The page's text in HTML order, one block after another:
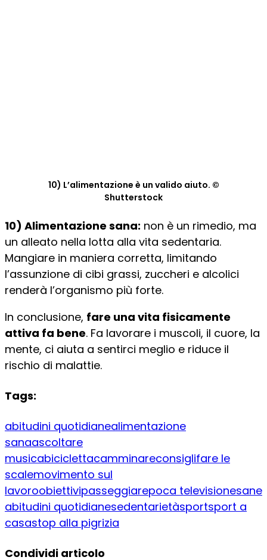
10) L’alimentazione è un valido aiuto. ©
Shutterstock
10) Alimentazione sana: non è un rimedio, ma
un alleato nella lotta alla vita sedentaria.
Mangiare in maniera corretta, limitando
l’assunzione di cibi grassi, zuccheri e alcolici
renderà l’organismo più forte.
In conclusione, fare una vita fisicamente
attiva fa bene. Fa lavorare i muscoli, il cuore, la
mente, ci aiuta a sentirci meglio e riduce il
rischio di malattie.
Tags:
abitudini quotidianealimentazione
sanaascoltare
musicabiciclettacamminareconsiglifare le
scalemovimento sul
lavoroobiettivipasseggiarepoca televisionesane
abitudini quotidianesedentarietàsportsport a
casastop alla pigrizia
Condividi articolo